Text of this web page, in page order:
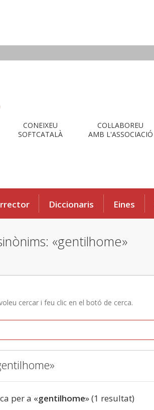
CONEIXEU
SOFTCATALÀ
COL·LABOREU
AMB L'ASSOCIACIÓ
Diccionaris Eines
«gentilhome»
cercar i feu clic en el botó de cerca.
per a «gentilhome» (1 resultat)